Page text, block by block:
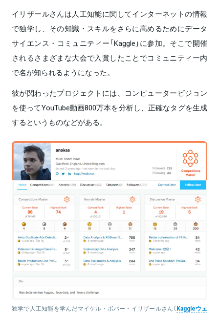
イリザールさんは人工知能に関してインターネットの情報
で独学し、その知識・スキルをさらに高めるためにデータ
サイエンス・コミュニティー「Kaggle」に参加。そこで開催
されるさまざまな大会で入賞したことでコミュニティー内
で名が知られるようになった。
彼が関わったプロジェクトには、コンピュータービジョン
を使ってYouTube動画800万本を分析し、正確なタグを生成
するというものなどがある。
独学で人工知能を学んだマイケル・ボバー・イリザールさん（Kaggleウェ